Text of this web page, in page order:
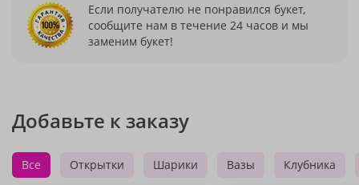
Если получателю не понравился букет,
сообщите нам в течение 24 часов и мы
заменим букет!
Добавьте к заказу
Все Открытки Шарики Вазы Клубника